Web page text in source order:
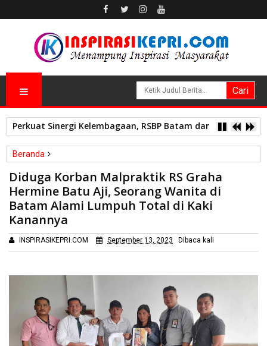
Perkuat Sinergi Kelembagaan, RSBP Batam dan BPOM
Beranda
Diduga Korban Malpraktik RS Graha Hermine Batu Aji, Seorang
Wanita di Batam Alami Lumpuh Total di Kaki Kanannya
Diduga Korban Malpraktik RS Graha
Hermine Batu Aji, Seorang Wanita di
Batam Alami Lumpuh Total di Kaki
Kanannya
INSPIRASIKEPRI.COM September 13, 2023 Dibaca kali